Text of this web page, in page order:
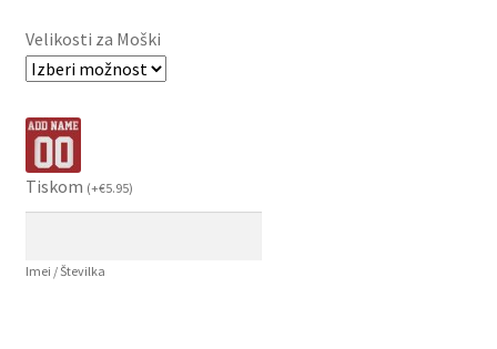
Velikosti za Moški
Tiskom (+€5.95)
Imei / Številka